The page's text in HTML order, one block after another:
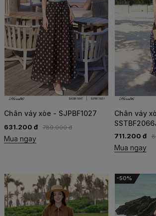
Chân váy xòe - SJPBF1027
631.200 đ 789.000 đ
Mua ngay
Chân váy
711.200 đ
Mua ngay
-50%